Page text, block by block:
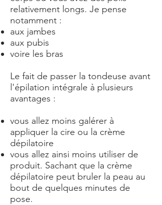
relativement longs. Je pense
notamment :
aux jambes
aux pubis
voire les bras
Le fait de passer la tondeuse avant
l'épilation intégrale à plusieurs
avantages :
vous allez moins galérer à
appliquer la cire ou la crème
dépilatoire
vous allez ainsi moins utiliser de
produit. Sachant que la crème
dépilatoire peut bruler la peau au
bout de quelques minutes de
pose.